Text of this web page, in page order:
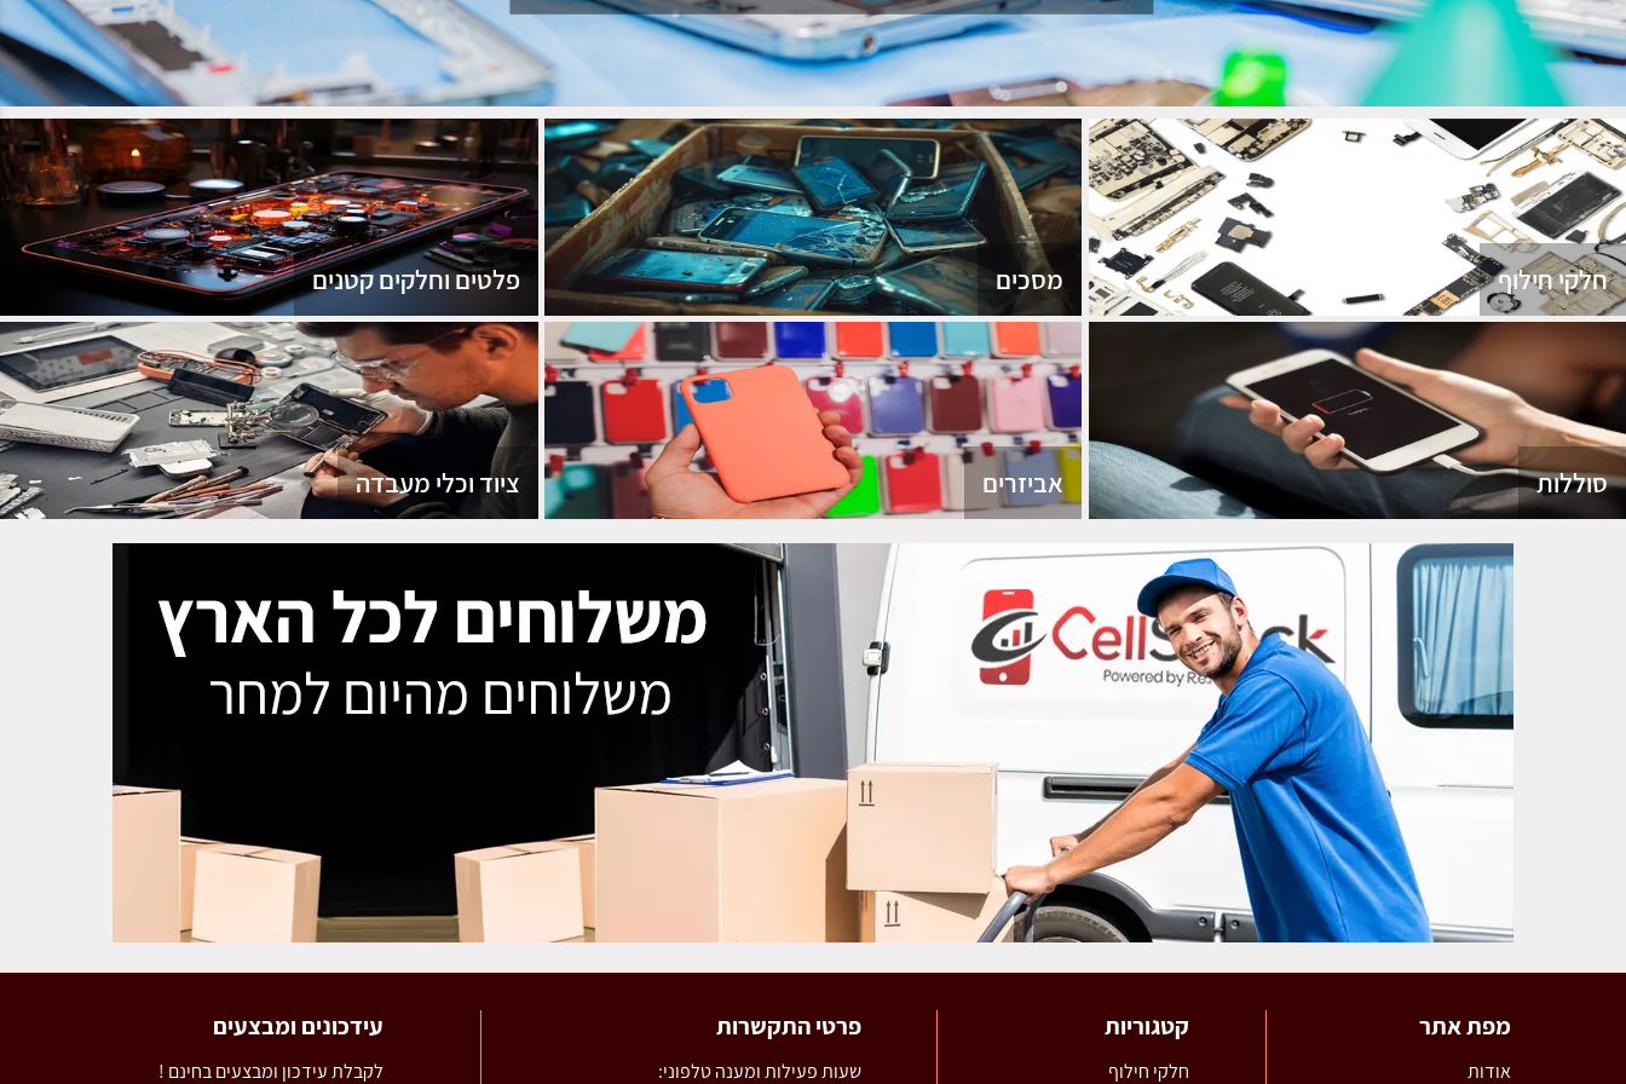
חלקי חילוף מסכים פלטים וחלקים קטנים
סוללות אביזרים ציוד וכלי מעבדה
מפת אתר
אודות
קטגוריות
חלקי חילוף
פרטי התקשרות
שעות פעילות ומענה טלפוני:
עידכונים ומבצעים
לקבלת עידכון ומבצעים בחינם !